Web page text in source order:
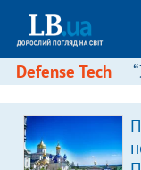
Defense Tech